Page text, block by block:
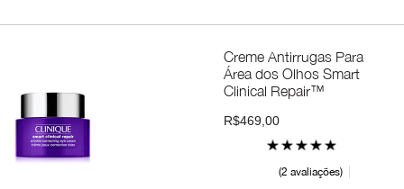
Creme Antirrugas Para
Área dos Olhos Smart
Clinical Repair™
R$469,00
2 avaliações